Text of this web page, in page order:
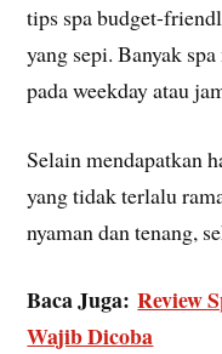
tips spa budget-
yang sepi. Banyak
pada weekday atau
Selain mendapatkan
yang tidak terlalu
nyaman dan tenang,
Baca Juga:Review
Wajib Dicoba